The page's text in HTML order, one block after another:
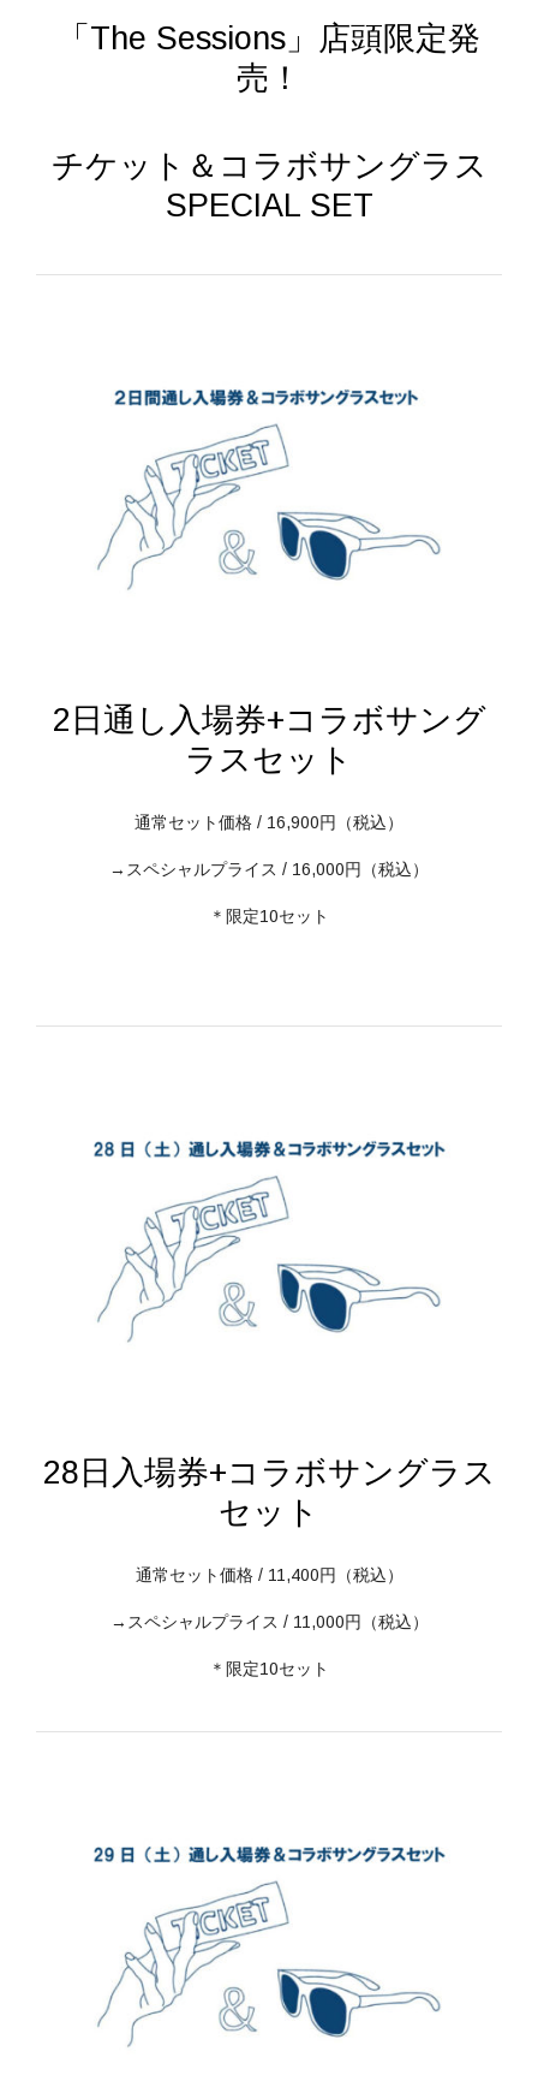
「The Sessions」店頭限定発
売！
チケット＆コラボサングラス
SPECIAL SET
2日通し入場券+コラボサング
ラスセット
通常セット価格 / 16,900円（税込）
→スペシャルプライス / 16,000円（税込）
＊限定10セット
28日入場券+コラボサングラス
セット
通常セット価格 / 11,400円（税込）
→スペシャルプライス / 11,000円（税込）
＊限定10セット